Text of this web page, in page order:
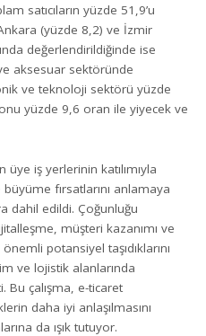
satıcıların yüzde 51,9’u
(yüzde 8,2) ve İzmir
değerlendirildiğinde ise
aksesuar sektöründe
ve teknoloji sektörü yüzde
yüzde 9,6 oran ile yiyecek ve
üye iş yerlerinin katılımıyla
fırsatlarını anlamaya
dahil edildi. Çoğunluğu
müşteri kazanımı ve
potansiyel taşıdıklarını
ve lojistik alanlarında
Bu çalışma, e-ticaret
daha iyi anlaşılmasını
da ışık tutuyor.